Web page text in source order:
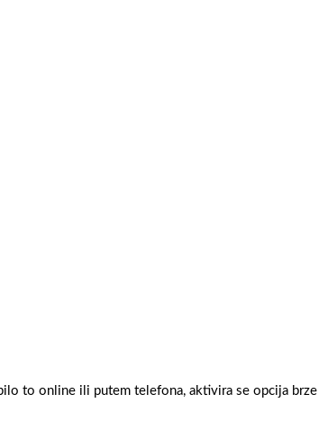
to online ili putem telefona, aktivira se opcija